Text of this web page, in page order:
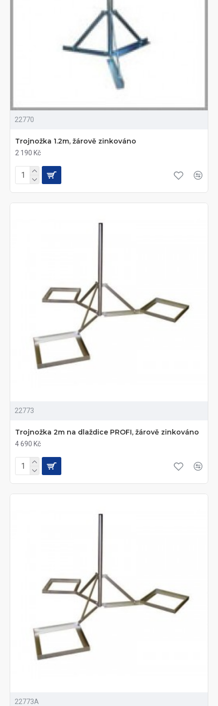
22770
Trojnožka 1.2m, žárově zinkováno
2 190 Kč
22773
Trojnožka 2m na dlaždice PROFI, žárově zinkováno
4 690 Kč
22773A